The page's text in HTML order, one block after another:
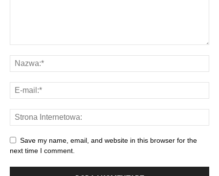
Save my name, email, and website in this browser for the
next time I comment.